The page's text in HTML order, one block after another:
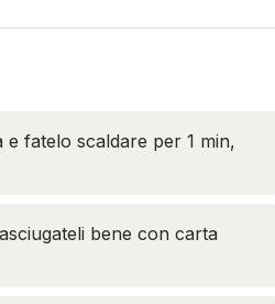
fatelo scaldare per 1 min,
bene con carta